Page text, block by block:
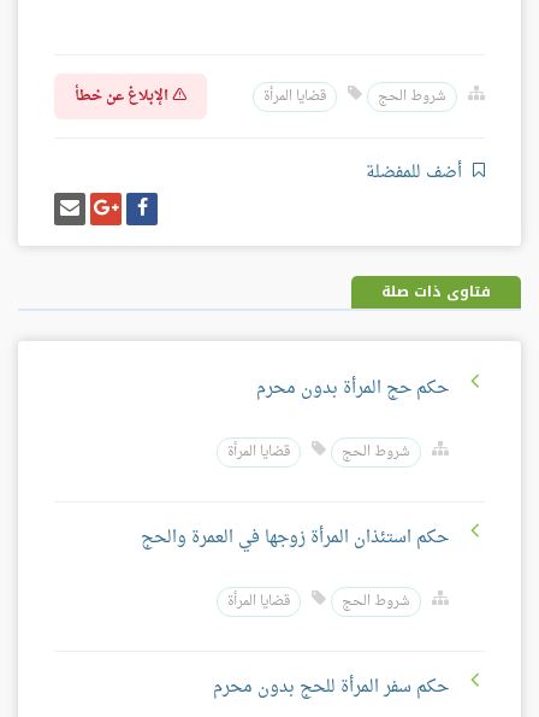
شروط الحج قضايا المرأة الإبلاغ عن خطأ
أضف للمفضلة
شارك
على
فيسبوك
شارك
على
غوغل
بلس
إرسل
إيميل
فتاوى ذات صلة
حكم حج المرأة بدون محرم
شروط الحج قضايا المرأة
حكم استئذان المرأة زوجها في العمرة والحج
شروط الحج قضايا المرأة
حكم سفر المرأة للحج بدون محرم